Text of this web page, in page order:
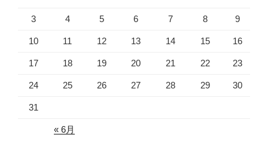
3 4 5 6 7 8 9
10 11 12 13 14 15 16
17 18 19 20 21 22 23
24 25 26 27 28 29 30
31
« 6月